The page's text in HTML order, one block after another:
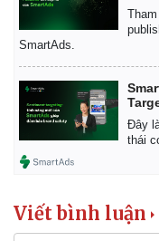
SmartAds.
Đây
thái
Viết bình luận